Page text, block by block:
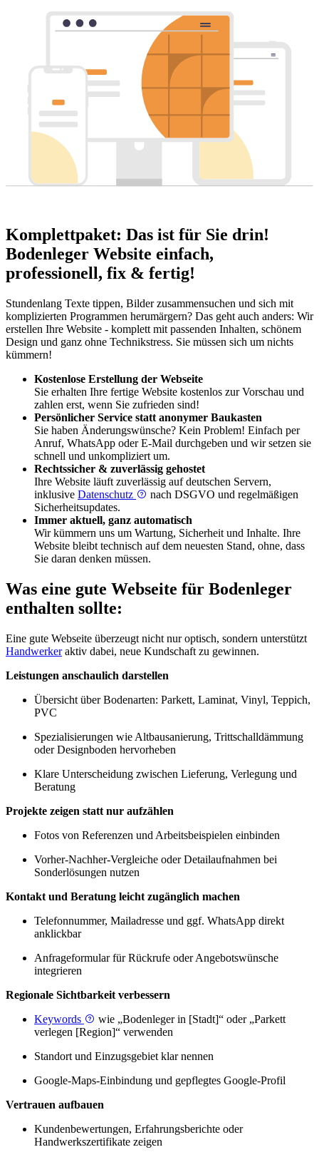
Komplettpaket: Das ist für Sie drin!
Bodenleger Website einfach,
professionell, fix & fertig!
Stundenlang Texte tippen, Bilder zusammensuchen und sich mit
komplizierten Programmen herumärgern? Das geht auch anders: Wir
erstellen Ihre Website - komplett mit passenden Inhalten, schönem
Design und ganz ohne Technikstress. Sie müssen sich um nichts
kümmern!
Kostenlose Erstellung der Webseite
Sie erhalten Ihre fertige Website kostenlos zur Vorschau und
zahlen erst, wenn Sie zufrieden sind!
Persönlicher Service statt anonymer Baukasten
Sie haben Änderungswünsche? Kein Problem! Einfach per
Anruf, WhatsApp oder E-Mail durchgeben und wir setzen sie
schnell und unkompliziert um.
Rechtssicher & zuverlässig gehostet
Ihre Website läuft zuverlässig auf deutschen Servern,
inklusive Datenschutz
nach DSGVO und regelmäßigen
Sicherheitsupdates.
Immer aktuell, ganz automatisch
Wir kümmern uns um Wartung, Sicherheit und Inhalte. Ihre
Website bleibt technisch auf dem neuesten Stand, ohne, dass
Sie daran denken müssen.
Was eine gute Webseite für Bodenleger
enthalten sollte:
Eine gute Webseite überzeugt nicht nur optisch, sondern unterstützt
Handwerkeraktiv dabei, neue Kundschaft zu gewinnen.
Leistungen anschaulich darstellen
Übersicht über Bodenarten: Parkett, Laminat, Vinyl, Teppich,
PVC
Spezialisierungen wie Altbausanierung, Trittschalldämmung
oder Designboden hervorheben
Klare Unterscheidung zwischen Lieferung, Verlegung und
Beratung
Projekte zeigen statt nur aufzählen
Fotos von Referenzen und Arbeitsbeispielen einbinden
Vorher-Nachher-Vergleiche oder Detailaufnahmen bei
Sonderlösungen nutzen
Kontakt und Beratung leicht zugänglich machen
Telefonnummer, Mailadresse und ggf. WhatsApp direkt
anklickbar
Anfrageformular für Rückrufe oder Angebotswünsche
integrieren
Regionale Sichtbarkeit verbessern
Keywords
wie „Bodenleger in [Stadt]“ oder „Parkett
verlegen [Region]“ verwenden
Standort und Einzugsgebiet klar nennen
Google-Maps-Einbindung und gepflegtes Google-Profil
Vertrauen aufbauen
Kundenbewertungen, Erfahrungsberichte oder
Handwerkszertifikate zeigen